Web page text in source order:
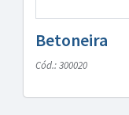
Betoneira
Cód.: 300020